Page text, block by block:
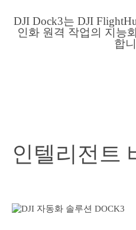
DJI Dock3는 DJI
인화 원격 작업의 지능
합
인텔리전트